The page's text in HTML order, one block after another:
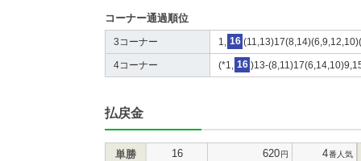
コーナー通過順位
3コーナー 1, 16
4コーナー (*1, 16 )13-
払戻金
単勝 16 620円 4番人気